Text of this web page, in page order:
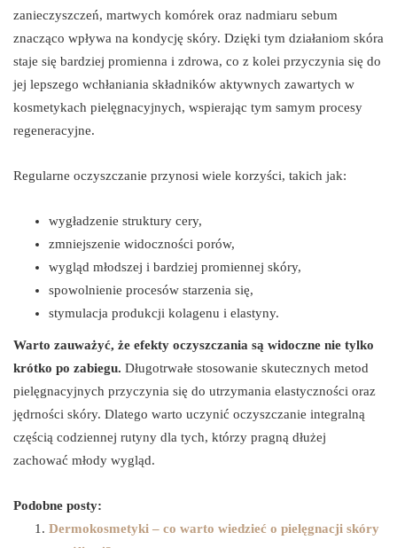
zanieczyszczeń, martwych komórek oraz nadmiaru sebum
znacząco wpływa na kondycję skóry. Dzięki tym działaniom skóra
staje się bardziej promienna i zdrowa, co z kolei przyczynia się do
jej lepszego wchłaniania składników aktywnych zawartych w
kosmetykach pielęgnacyjnych, wspierając tym samym procesy
regeneracyjne.
Regularne oczyszczanie przynosi wiele korzyści, takich jak:
wygładzenie struktury cery,
zmniejszenie widoczności porów,
wygląd młodszej i bardziej promiennej skóry,
spowolnienie procesów starzenia się,
stymulacja produkcji kolagenu i elastyny.
Warto zauważyć, że efekty oczyszczania są widoczne nie tylko
krótko po zabiegu. Długotrwałe stosowanie skutecznych metod
pielęgnacyjnych przyczynia się do utrzymania elastyczności oraz
jędrności skóry. Dlatego warto uczynić oczyszczanie integralną
częścią codziennej rutyny dla tych, którzy pragną dłużej
zachować młody wygląd.
Podobne posty:
Dermokosmetyki – co warto wiedzieć o pielęgnacji skóry